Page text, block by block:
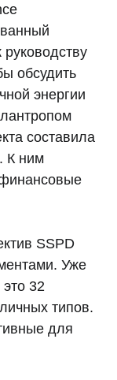
обсудить
энергии
составила
К ним
SSPD
Уже
32
типов.
для